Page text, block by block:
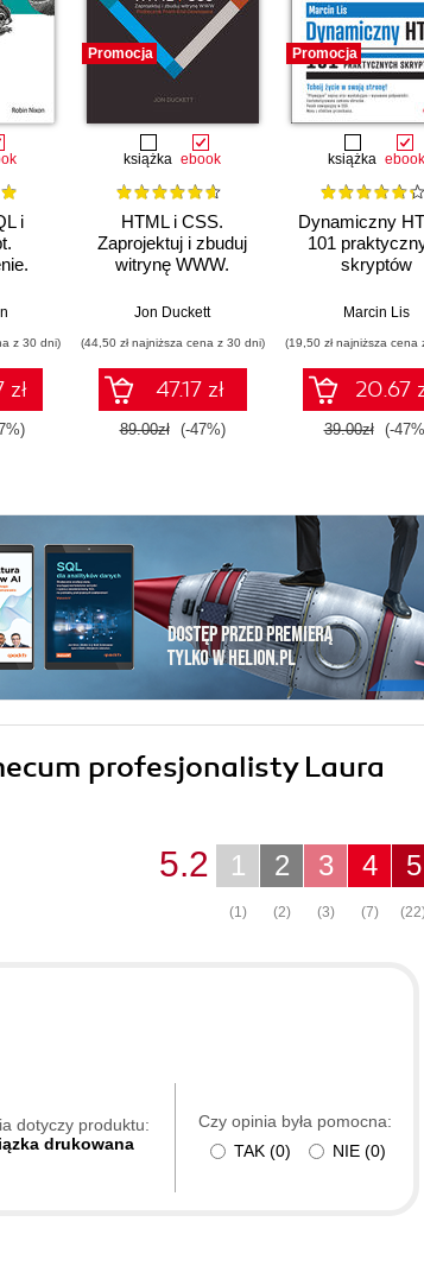
i
z 30 dni)
zł
Promocja
książka ebook
HTML i CSS.
Zaprojektuj i zbuduj
witrynę WWW.
End Developera
Jon Duckett
(44,50 zł najniższa cena z 30 dni)
47.17 zł
89.00zł (-47%)
Promocja
książka ebook
Dynamiczny
101
skryptów
Marcin Lis
(19,50 zł najniższa cena
20.67
39.00zł (-
profesjonalisty Laura
5
4
(7)
3
(3)
2
(2)
1
(1)
5.2
dotyczy produktu:
drukowana
Czy opinia była pomocna:
TAK (0) NIE (0)